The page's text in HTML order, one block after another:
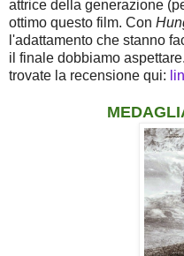
attrice della generazione
ottimo questo film. Con
l'adattamento che stanno
il finale dobbiamo
trovate la recensione qui: